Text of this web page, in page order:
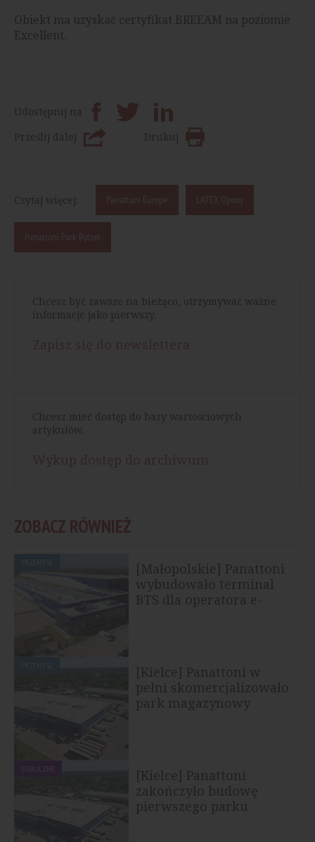
Obiekt ma uzyskać certyfikat BREEAM na poziomie
Excellent.
Udostępnij na
Prześlij dalej
Drukuj
Czytaj więcej: Panattoni Europe LATEX Opony
Panattoni Park Bytom
Chcesz być zawsze na bieżąco, otrzymywać ważne
informacje jako pierwszy.
Chcesz mieć dostęp do bazy wartościowych
artykułów.
ZOBACZ RÓWNIEŻ
[Małopolskie] Panattoni
wybudowało terminal
BTS dla operatora e-
[Kielce] Panattoni w
pełni skomercjalizowało
park magazynowy
PUBLICZNE
[Kielce] Panattoni
zakończyło budowę
pierwszego parku